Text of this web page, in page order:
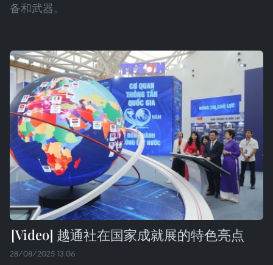
备和武器。
越通社在国家成就展的特色亮点
28/08/2025 13:06